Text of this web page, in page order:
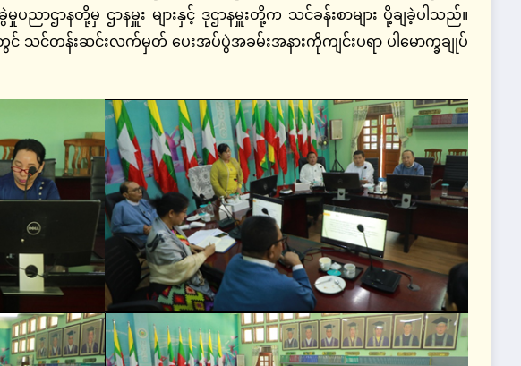
ပညာဌာနတို့မှ ဌာနမှူး များနှင့် ဒုဌာနမှူးတို့က သင်ခန်းစာများ ပို့ချခဲ့ပါသည်။
တွင် သင်တန်းဆင်းလက်မှတ် ပေးအပ်ပွဲအခမ်းအနားကိုကျင်းပရာ ပါမောက္ခချုပ်